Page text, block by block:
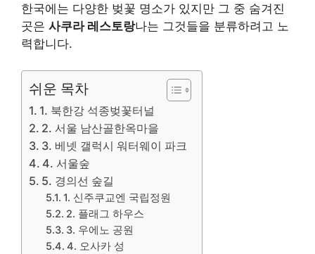
한국에는 다양한 벚꽃 명소가 있지만 그 중 숨겨진
곳은 사쿠라 레스토랑나는 그것들을 분류하려고 노
력합니다.
쉬운 목차
1. 북한강 석종벚꽃터널
2. 서울 남산골한옥마을
3. 베넷 갤럭시 워터웨이 파크
4. 서울숲
5. 경의선 숲길
1. 신주쿠교엔 국립정원
2. 플래그 하우스
3. 우에노 공원
4. 오사카 성